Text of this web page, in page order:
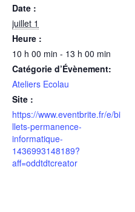
Date :
juillet 1
Heure :
10 h 00 min - 13 h 00 min
Catégorie d’Évènement:
Ateliers Ecolau
Site :
https://www.eventbrite.fr/e/bi
llets-permanence-
informatique-
1436993148189?
aff=oddtdtcreator